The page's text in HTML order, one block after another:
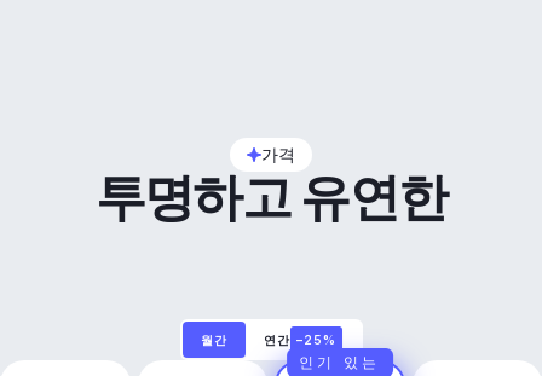
가격
투명하고 유연한
월간 연간 –25%
인기 있는